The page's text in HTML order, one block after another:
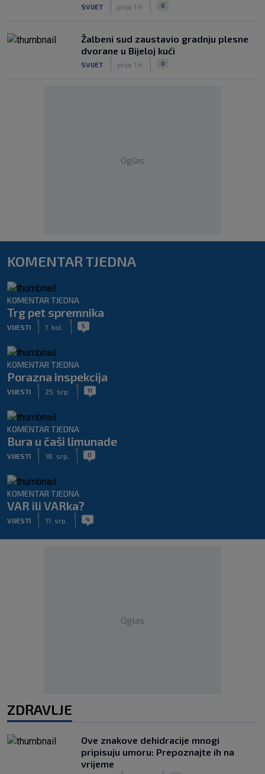
SVIJET prije 1 h 0
Žalbeni sud zaustavio gradnju plesne
dvorane u Bijeloj kući
SVIJET prije 1 h 0
Oglas
KOMENTAR TJEDNA
KOMENTAR TJEDNA
Trg pet spremnika
VIJESTI 1. kol. 5
KOMENTAR TJEDNA
Porazna inspekcija
VIJESTI 25. srp. 11
KOMENTAR TJEDNA
Bura u čaši limunade
VIJESTI 18. srp. 0
KOMENTAR TJEDNA
VAR ili VARka?
VIJESTI 11. srp. 4
Oglas
ZDRAVLJE
Ove znakove dehidracije mnogi
pripisuju umoru: Prepoznajte ih na
vrijeme